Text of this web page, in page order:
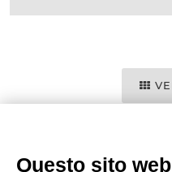
Questo sito